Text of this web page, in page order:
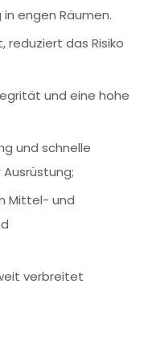
engen Räumen.
reduziert das Risiko
und eine hohe
und schnelle
Mittel- und
verbreitet